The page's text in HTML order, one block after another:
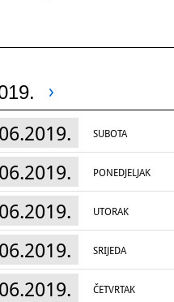
SUBOTA
PONEDJELJAK
UTORAK
SRIJEDA
ČETVRTAK